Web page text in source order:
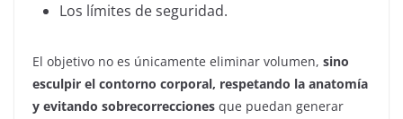
Los límites de seguridad.
El objetivo no es únicamente eliminar volumen, sino
esculpir el contorno corporal, respetando la anatomía
y evitando sobrecorrecciones que puedan generar